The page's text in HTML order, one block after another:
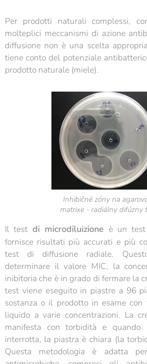
Per prodotti naturali complessi,
molteplici meccanismi di azione
diffusione non è una scelta
tiene conto del potenziale
prodotto naturale (miele).
Inhibičné zóny na
matrixe - radiálny difúzny
Il test di microdiluizione è un
fornisce risultati più accurati e più
test di diffusione radiale.
determinare il valore MIC, la
inibitoria che è in grado di fermare la
test viene eseguito in piastre a 96
sostanza o il prodotto in esame
liquido a varie concentrazioni. La
manifesta con torbidità e quando
interrotta, la piastra è chiara (la
Questa metodologia è adatta